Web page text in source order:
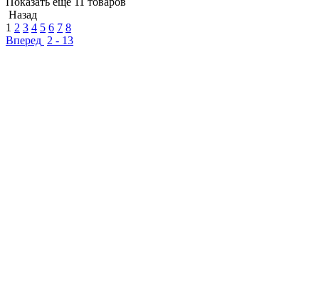
Назад
1 2 3 4 5 6 7 8
Вперед 2 - 13